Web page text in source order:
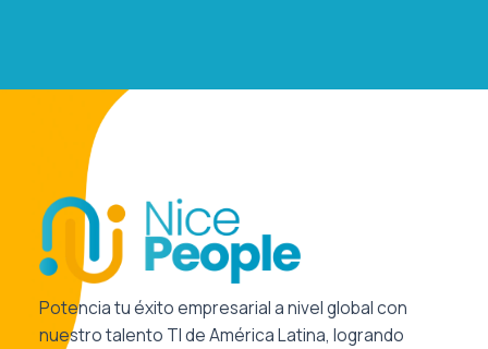
Potencia tu éxito empresarial a nivel global con
nuestro talento TI de América Latina, logrando